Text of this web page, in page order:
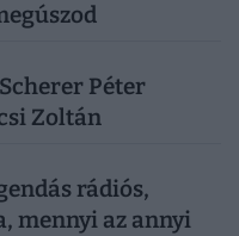
Péter
Zoltán
rádiós,
mennyi az annyi